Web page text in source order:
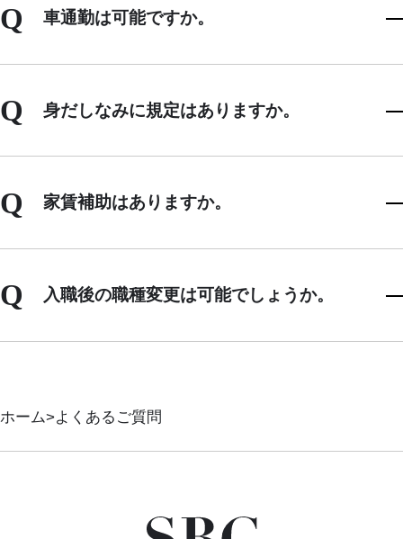
Q 車通勤は可能ですか。
Q 身だしなみに規定はありますか。
Q 家賃補助はありますか。
Q 入職後の職種変更は可能でしょうか。
ホーム よくあるご質問